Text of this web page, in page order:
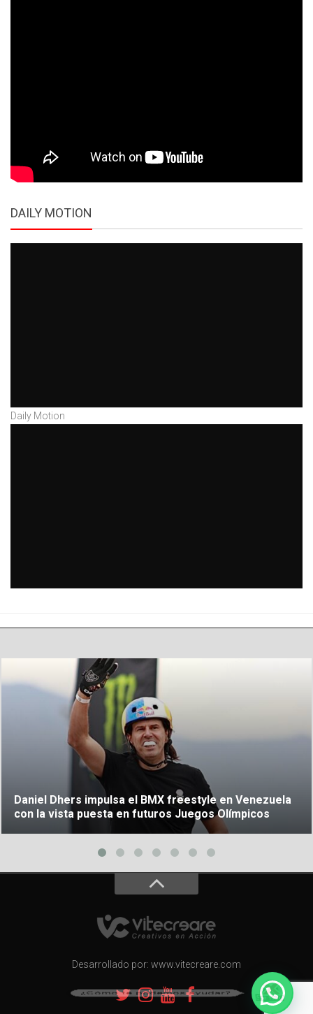
DAILY MOTION
Daily Motion
Daniel Dhers impulsa el BMX freestyle en Venezuela
con la vista puesta en futuros Juegos Olímpicos
Desarrollado por: www.vitecreare.com
¿Cómo te podemos ayudar?